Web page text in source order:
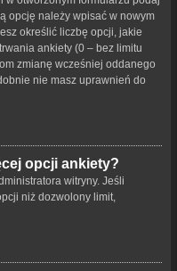
opcję należy wpisać w nowym
określić liczbę opcji, jakie
ankiety (0 – bez limitu
zmianę wcześniej oddanego
nie masz uprawnień do
opcji ankiety?
witryny. Jeśli
niż dozwolony limit,